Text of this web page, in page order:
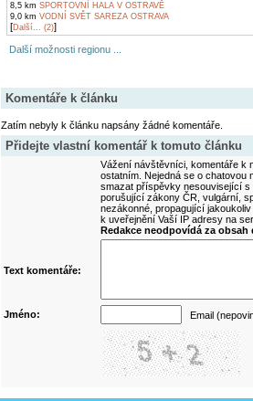
8,5 km SPORTOVNÍ HALA V OSTRAVĚ
9,0 km VODNÍ SVĚT SAREZA OSTRAVA
[Další... (2)]
Další možnosti regionu ...
Komentáře k článku
Zatím nebyly k článku napsány žádné komentáře.
Přidejte vlastní komentář k tomuto článku
Vážení návštěvníci, komentáře k
ostatním. Nejedná se o
smazat příspěvky nesouvisející
porušující zákony ČR, vulgární,
nezákonné, propagující
k uveřejnění Vaší IP adresy na
Redakce neodpovídá za
Text komentáře:
Jméno: Email